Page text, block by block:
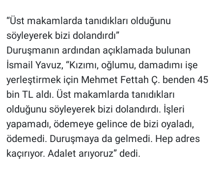
“Üst makamlarda tanıdıkları olduğunu
söyleyerek bizi dolandırdı”
Duruşmanın ardından açıklamada bulunan
İsmail Yavuz, “Kızımı, oğlumu, damadımı işe
yerleştirmek için Mehmet Fettah Ç. benden 45
bin TL aldı. Üst makamlarda tanıdıkları
olduğunu söyleyerek bizi dolandırdı. İşleri
yapamadı, ödemeye gelince de bizi oyaladı,
ödemedi. Duruşmaya da gelmedi. Hep adres
kaçırıyor. Adalet arıyoruz” dedi.